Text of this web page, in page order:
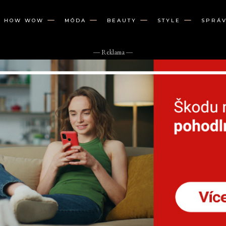
HOW WOW MÓDA BEAUTY STYLE
― Reklama ―